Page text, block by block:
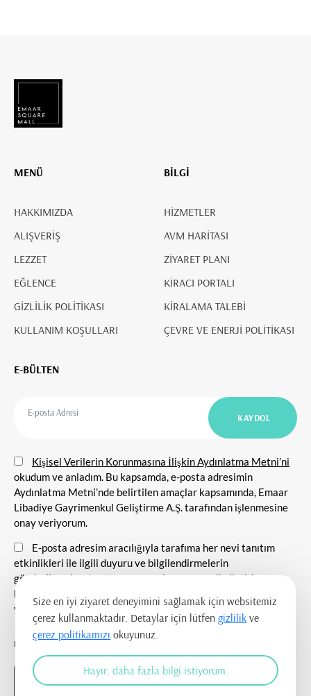
MENÜ
HAKKIMIZDA
ALIŞVERİŞ
LEZZET
EĞLENCE
GİZLİLİK POLİTİKASI
KULLANIM KOŞULLARI
BİLGİ
HİZMETLER
AVM HARİTASI
ZİYARET PLANI
KİRACI PORTALI
KİRALAMA TALEBİ
ÇEVRE VE ENERJİ POLİTİKASI
E-BÜLTEN
Kişisel Verilerin Korunmasına İlişkin Aydınlatma Metni’ni
okudum ve anladım. Bu kapsamda, e-posta adresimin
Aydınlatma Metni’nde belirtilen amaçlar kapsamında, Emaar
Libadiye Gayrimenkul Geliştirme A.Ş. tarafından işlenmesine
onay veriyorum.
E-posta adresim aracılığıyla tarafıma her nevi tanıtım
etkinlikleri ile ilgili duyuru ve bilgilendirmelerin
gönderilmesine, tanıtım ve pazarlama amacı ile iletişim
kurulmasına ve ticari elektronik ileti gönderilmesine onay
veriyorum.
UYGULAMAYI İNDİR
Size en iyi ziyaret deneyimini sağlamak için websitemiz
çerez kullanmaktadır. Detaylar için lütfengizlilik ve
çerez politikamızı okuyunuz.
Hayır, daha fazla bilgi istiyorum.